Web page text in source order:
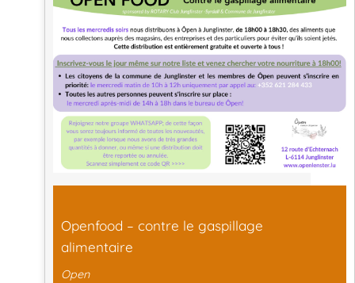
Openfood – contre le gaspillage
alimentaire
Open